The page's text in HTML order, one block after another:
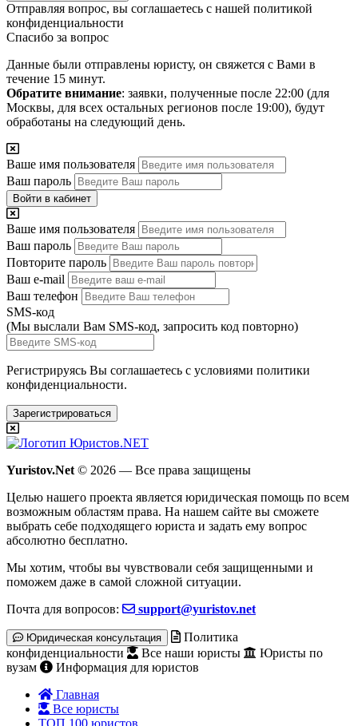
Отправляя вопрос, вы соглашаетесь с нашей политикой
конфиденциальности
Спасибо за вопрос
Данные были отправлены юристу, он свяжется с Вами в
течение 15 минут.
Обратите внимание: заявки, полученные после 22:00 (для
Москвы, для всех остальных регионов после 19:00), будут
обработаны на следующий день.
Ваше имя пользователя
Ваш пароль
Войти в кабинет
Ваше имя пользователя
Ваш пароль
Повторите пароль
Ваш e-mail
Ваш телефон
SMS-код
(Мы выслали Вам SMS-код, запросить код повторно)
Регистрируясь Вы соглашаетесь с условиями политики
конфиденциальности.
Зарегистрироваться
Yuristov.Net © 2026 — Все права защищены
Целью нашего проекта является юридическая помощь по всем
возможным областям права. На нашем сайте вы сможете
выбрать себе подходящего юриста и задать ему вопрос
абсолютно бесплатно.
Мы хотим, чтобы вы чувствовали себя защищенными и
поможем даже в самой сложной ситуации.
Почта для вопросов:
support@yuristov.net
Юридическая консультация
Политика
конфиденциальности
Все наши юристы
Юристы по
вузам
Информация для юристов
Главная
Все юристы
ТОП 100 юристов